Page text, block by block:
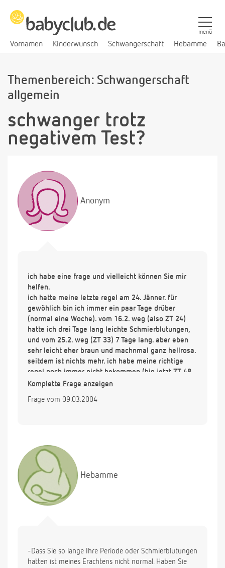
Vornamen Kinderwunsch Schwangerschaft Hebamme
menü
Themenbereich: Schwangerschaft
allgemein
schwanger trotz
negativem Test?
Anonym
ich habe eine frage und vielleicht können Sie mir
helfen.
ich hatte meine letzte regel am 24. Jänner. für
gewöhlich bin ich immer ein paar Tage drüber
(normal eine Woche). vom 16.2. weg (also ZT 24)
hatte ich drei Tage lang leichte Schmierblutungen,
und vom 25.2. weg (ZT 33) 7 Tage lang. aber eben
sehr leicht eher braun und machnmal ganz hellrosa.
seitdem ist nichts mehr. ich habe meine richtige
regel noch immer nicht bekommen (bin jetzt ZT 48,
also fast 3 Wochen drüber). vor einer Woche habe
negativ.
hin und wieder ein leichtes Ziehen in den Brüsten
(ist aber bei mir nicht Ungewöhnliches) und ab und
zu eine ganz leichte Übelkeit (vielleicht Einbildung).
Aber wenn ich schwanger wäre, dann müsste mein
Busen doch merklich größer oder voller werden
(wär mir noch nicht aufgefallen). Seit einer Woche
Schmierblutung meine Regel sein sollen?
Komplette Frage anzeigen
Frage vom 09.03.2004
Hebamme
-Dass Sie so lange Ihre Periode oder Schmierblutungen
hatten ist meines Erachtens nicht normal. Haben Sie